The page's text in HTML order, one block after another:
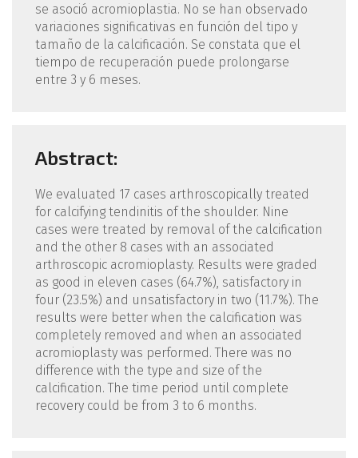
se asoció acromioplastia. No se han observado
variaciones significativas en función del tipo y
tamaño de la calcificación. Se constata que el
tiempo de recuperación puede prolongarse
entre 3 y 6 meses.
Abstract:
We evaluated 17 cases arthroscopically treated
for calcifying tendinitis of the shoulder. Nine
cases were treated by removal of the calcification
and the other 8 cases with an associated
arthroscopic acromioplasty. Results were graded
as good in eleven cases (64.7%), satisfactory in
four (23.5%) and unsatisfactory in two (11.7%). The
results were better when the calcification was
completely removed and when an associated
acromioplasty was performed. There was no
difference with the type and size of the
calcification. The time period until complete
recovery could be from 3 to 6 months.